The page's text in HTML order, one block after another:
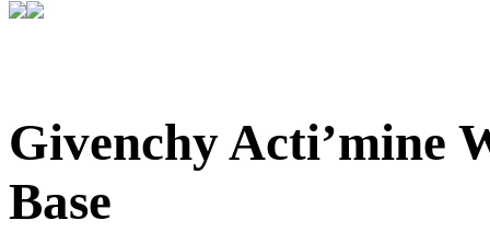
Givenchy Acti’mine
Base